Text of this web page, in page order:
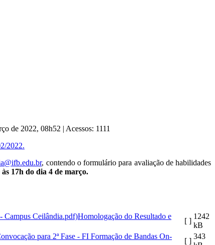
de 2022, 08h52 | Acessos: 1111
2022.
ifb.edu.br, contendo o formulário para avaliação de habilidades
17h do dia 4 de março.
Homologação do Resultado e
[ ]
1242
kB
para 2ª Fase - FI Formação de Bandas On-
[ ]
343